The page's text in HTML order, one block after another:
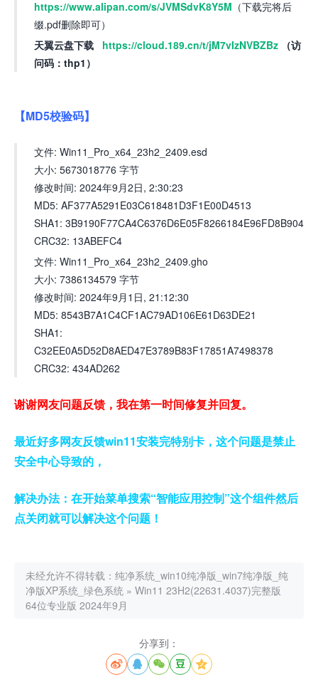
https://www.alipan.com/s/JVMSdvK8Y5M （下载完将后
缀.pdf删除即可）
天翼云盘下载 https://cloud.189.cn/t/jM7vIzNVBZBz （访
问码：thp1）
【MD5校验码】
文件: Win11_Pro_x64_23h2_2409.esd
大小: 5673018776 字节
修改时间: 2024年9月2日, 2:30:23
MD5: AF377A5291E03C618481D3F1E00D4513
SHA1: 3B9190F77CA4C6376D6E05F8266184E96FD8B904
CRC32: 13ABEFC4
文件: Win11_Pro_x64_23h2_2409.gho
大小: 7386134579 字节
修改时间: 2024年9月1日, 21:12:30
MD5: 8543B7A1C4CF1AC79AD106E61D63DE21
SHA1:
C32EE0A5D52D8AED47E3789B83F17851A7498378
CRC32: 434AD262
谢谢网友问题反馈，我在第一时间修复并回复。
最近好多网友反馈win11安装完特别卡，这个问题是禁止
安全中心导致的，
解决办法：在开始菜单搜索“智能应用控制”这个组件然后
点关闭就可以解决这个问题！
未经允许不得转载： 纯净系统_win10纯净版_win7纯净版_纯
净版XP系统_绿色系统 » Win11 23H2(22631.4037)完整版
64位专业版 2024年9月
分享到：
    